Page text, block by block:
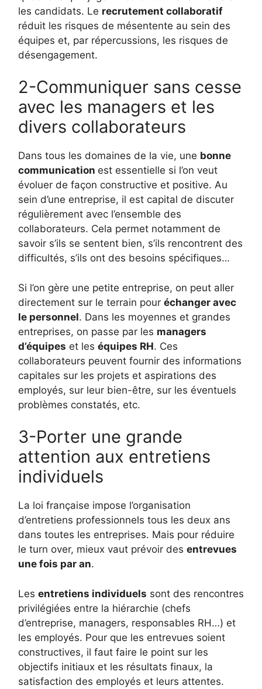
les candidats. Le recrutement collaboratif
réduit les risques de mésentente au sein des
équipes et, par répercussions, les risques de
désengagement.
2-Communiquer sans cesse
avec les managers et les
divers collaborateurs
Dans tous les domaines de la vie, une bonne
communication est essentielle si l’on veut
évoluer de façon constructive et positive. Au
sein d’une entreprise, il est capital de discuter
régulièrement avec l’ensemble des
collaborateurs. Cela permet notamment de
savoir s’ils se sentent bien, s’ils rencontrent des
difficultés, s’ils ont des besoins spécifiques…
Si l’on gère une petite entreprise, on peut aller
directement sur le terrain pour échanger avec
le personnel. Dans les moyennes et grandes
entreprises, on passe par les managers
d’équipes et les équipes RH. Ces
collaborateurs peuvent fournir des informations
capitales sur les projets et aspirations des
employés, sur leur bien-être, sur les éventuels
problèmes constatés, etc.
3-Porter une grande
attention aux entretiens
individuels
La loi française impose l’organisation
d’entretiens professionnels tous les deux ans
dans toutes les entreprises. Mais pour réduire
le turn over, mieux vaut prévoir des entrevues
une fois par an.
Les entretiens individuels sont des rencontres
privilégiées entre la hiérarchie (chefs
d’entreprise, managers, responsables RH…) et
les employés. Pour que les entrevues soient
constructives, il faut faire le point sur les
objectifs initiaux et les résultats finaux, la
satisfaction des employés et leurs attentes.